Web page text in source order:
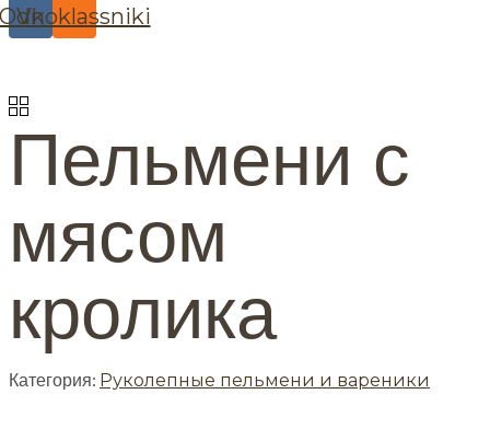
Vk
Пельмени с
мясом
кролика
Категория: Руколепные пельмени и вареники